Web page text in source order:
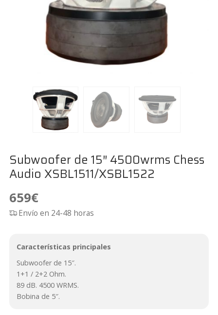
Subwoofer de 15″ 4500wrms Chess
Audio XSBL1511/XSBL1522
659€
Envío en 24-48 horas
Características principales
Subwoofer de 15″.
1+1 / 2+2 Ohm.
89 dB. 4500 WRMS.
Bobina de 5″.